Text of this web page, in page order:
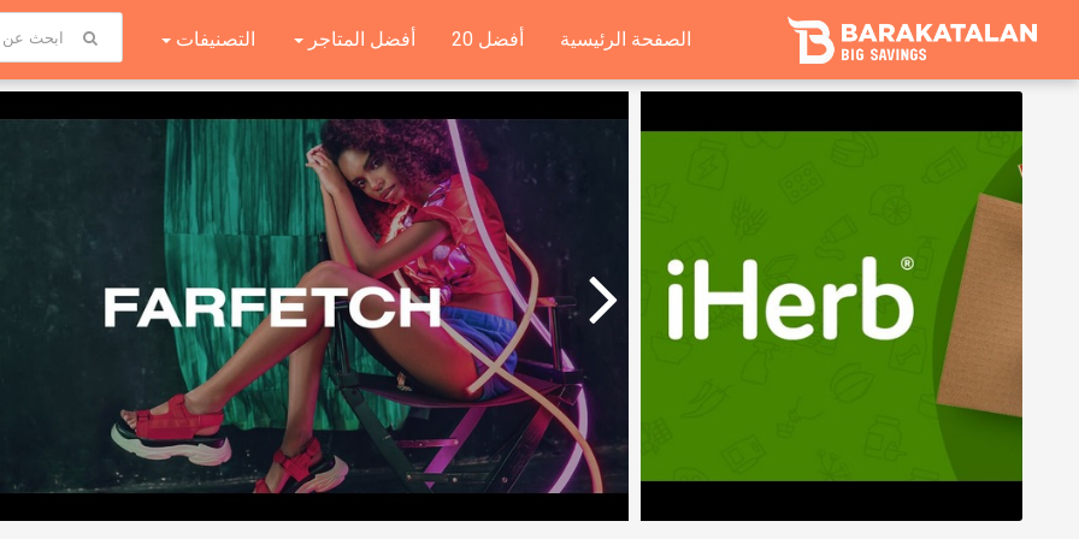
التصنيفات أفضل المتاجر أفضل 20 الصفحة الرئيسية